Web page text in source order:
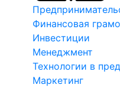
Финансовая
Инвестиции
Менеджмент
Технологии в
Маркетинг